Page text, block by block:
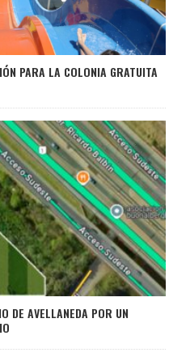
PARA LA COLONIA GRATUITA
DE AVELLANEDA POR UN